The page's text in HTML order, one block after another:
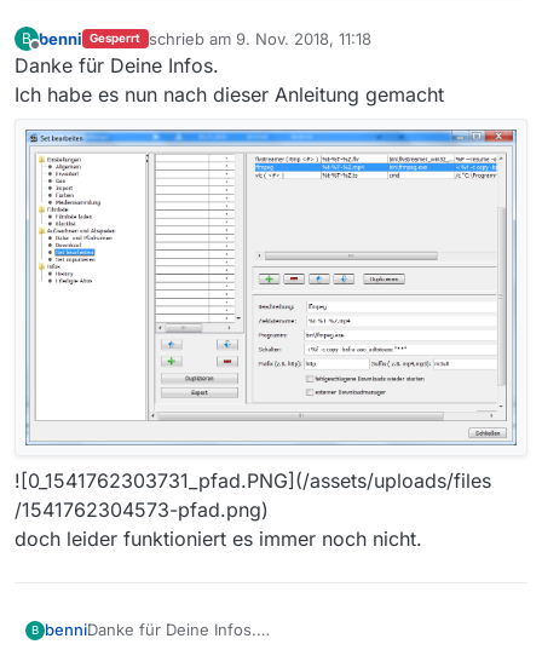
B
Offline
benni Gesperrt schrieb am 9. Nov. 2018, 11:18
zuletzt editiert von
Danke für Deine Infos.
Ich habe es nun nach dieser Anleitung gemacht
![0_1541762303731_pfad.PNG](/assets/uploads/files
/1541762304573-pfad.png)
doch leider funktioniert es immer noch nicht.
B benniDanke für Deine Infos.